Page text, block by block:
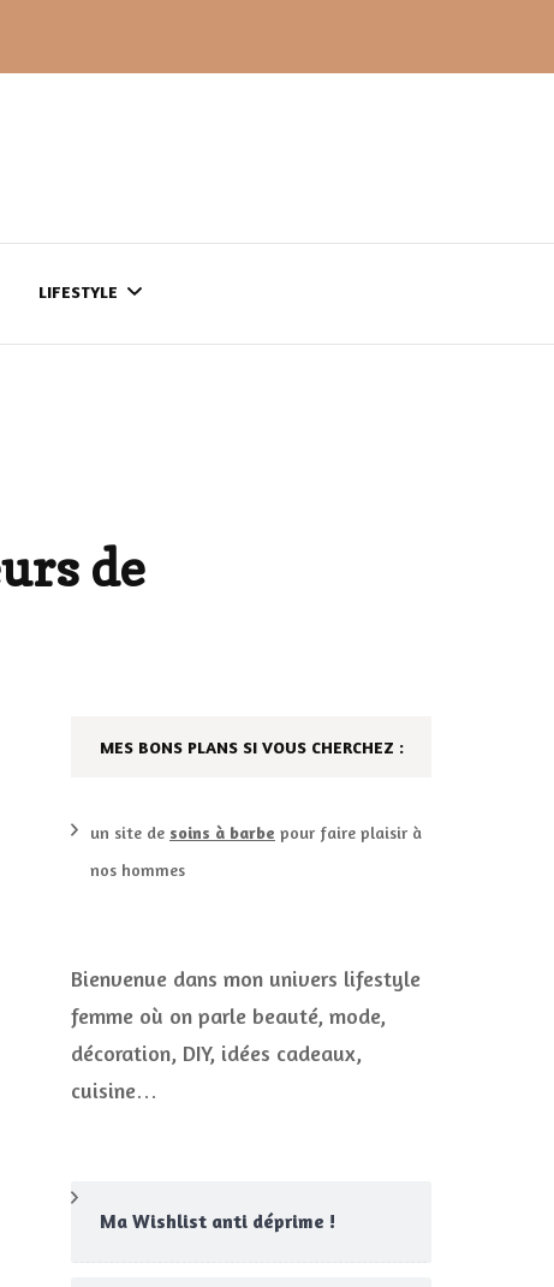
LIFESTYLE
DÉCO MAISON
PETITS PLATS…
MARIAGE
CONCOURS
JEUX CONCOURS
de
MES BONS PLANS SI VOUS CHERCHEZ :
un site de soins à barbe pour faire plaisir à
nos hommes
Bienvenue dans mon univers lifestyle
femme où on parle beauté, mode,
décoration, DIY, idées cadeaux,
cuisine…
Ma Wishlist anti déprime !